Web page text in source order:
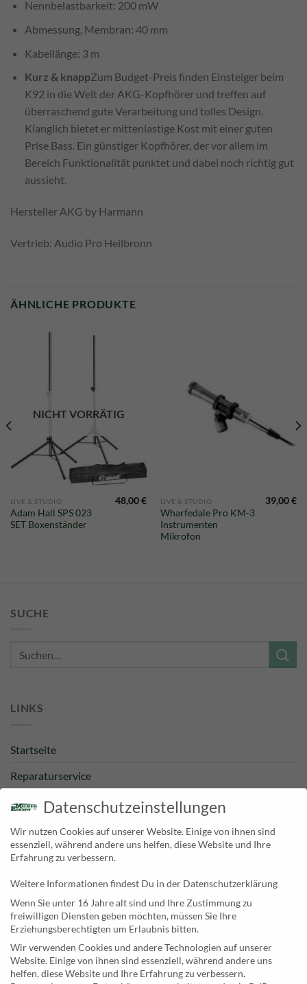
Nennbelastbarkeit: 200 mW
Abmessung, Membran: 40 mm
Kabellänge: 3 m
Kurz & knappZum Budget-Preis finden Einsteiger beim
K92 in die Welt der AKG-Kopfhörer und treffen auf
überraschend gute Verarbeitung und tolles Design.
Klanglich bietet er mittenlastige Kost mit einer guten
Prise Bass. Ein günstiger Kopfhörer, der vor allem im
Bereich Funktionalität punktet und dabei noch richtig gut
aussieht.
Hersteller AKG by Harmann
Vertrieb: Audio Pro Heilbronn
ÄHNLICHE PRODUKTE
NICHT VORRÄTIG
LIVE & STUDIO
Adam Hall SPS 023
SET Boxenständer
48,00€ LIVE & STUDIO
Wharfedale Pro KM-3
Instrumenten
Mikrofon
39,00€
SUCHE
Suche
LINKS
Startseite
Reparaturservice
Bestpreisgarantie
Kategorien
Newsletter
KONTAKT
MusicEggert
Inh. Rolf Eggert
Paulstraße 2a
19249 Lübtheen
Datenschutzeinstellungen
Wir nutzen Cookies auf unserer Website. Einige von ihnen sind
essenziell, während andere uns helfen, diese Website und Ihre
Erfahrung zu verbessern.
Weitere Informationen findest Du in der Datenschutzerklärung
Wenn Sie unter 16 Jahre alt sind und Ihre Zustimmung zu
freiwilligen Diensten geben möchten, müssen Sie Ihre
Erziehungsberechtigten um Erlaubnis bitten.
Wir verwenden Cookies und andere Technologien auf unserer
Website. Einige von ihnen sind essenziell, während andere uns
helfen, diese Website und Ihre Erfahrung zu verbessern.